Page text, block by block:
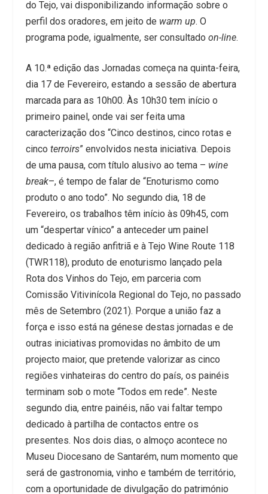
do Tejo, vai disponibilizando informação sobre o
perfil dos oradores, em jeito de warm up. O
programa pode, igualmente, ser consultado on-line.
A 10.ª edição das Jornadas começa na quinta-feira,
dia 17 de Fevereiro, estando a sessão de abertura
marcada para as 10h00. Às 10h30 tem início o
primeiro painel, onde vai ser feita uma
caracterização dos “Cinco destinos, cinco rotas e
cinco terroirs” envolvidos nesta iniciativa. Depois
de uma pausa, com título alusivo ao tema – wine
break–, é tempo de falar de “Enoturismo como
produto o ano todo”. No segundo dia, 18 de
Fevereiro, os trabalhos têm início às 09h45, com
um “despertar vínico” a anteceder um painel
dedicado à região anfitriã e à Tejo Wine Route 118
(TWR118), produto de enoturismo lançado pela
Rota dos Vinhos do Tejo, em parceria com
Comissão Vitivinícola Regional do Tejo, no passado
mês de Setembro (2021). Porque a união faz a
força e isso está na génese destas jornadas e de
outras iniciativas promovidas no âmbito de um
projecto maior, que pretende valorizar as cinco
regiões vinhateiras do centro do país, os painéis
terminam sob o mote “Todos em rede”. Neste
segundo dia, entre painéis, não vai faltar tempo
dedicado à partilha de contactos entre os
presentes. Nos dois dias, o almoço acontece no
Museu Diocesano de Santarém, num momento que
será de gastronomia, vinho e também de território,
com a oportunidade de divulgação do património